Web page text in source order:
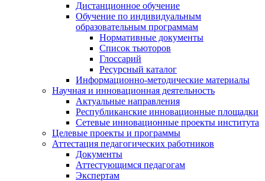
Дистанционное обучение
Обучение по индивидуальным
образовательным программам
Нормативные документы
Список тьюторов
Глоссарий
Ресурсный каталог
Информационно-методические материалы
Научная и инновационная деятельность
Актуальные направления
Республиканские инновационные площадки
Сетевые инновационные проекты института
Целевые проекты и программы
Аттестация педагогических работников
Документы
Аттестующимся педагогам
Экспертам